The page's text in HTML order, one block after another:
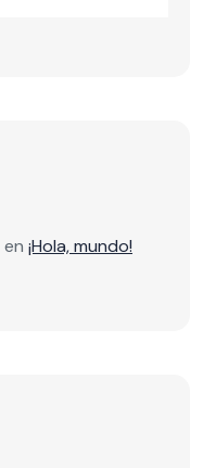
en ¡Hola, mundo!